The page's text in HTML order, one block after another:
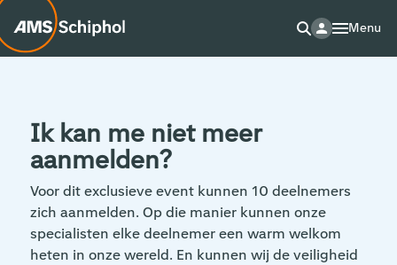
Menu
Ik kan me niet meer
aanmelden?
Voor dit exclusieve event kunnen 10 deelnemers
zich aanmelden. Op die manier kunnen onze
specialisten elke deelnemer een warm welkom
heten in onze wereld. En kunnen wij de veiligheid